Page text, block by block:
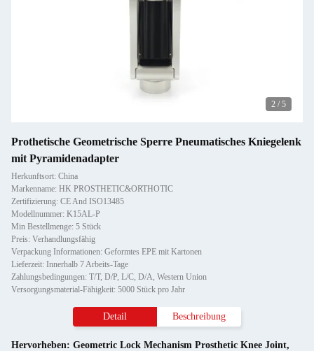
2 / 5
Prothetische Geometrische Sperre Pneumatisches Kniegelenk
mit Pyramidenadapter
Herkunftsort: China
Markenname: HK PROSTHETIC&ORTHOTIC
Zertifizierung: CE And ISO13485
Modellnummer: K15AL-P
Min Bestellmenge: 5 Stück
Preis: Verhandlungsfähig
Verpackung Informationen: Geformtes EPE mit Kartonen
Lieferzeit: Innerhalb 7 Arbeits-Tage
Zahlungsbedingungen: T/T, D/P, L/C, D/A, Western Union
Versorgungsmaterial-Fähigkeit: 5000 Stück pro Jahr
Detail Beschreibung
Hervorheben: Geometric Lock Mechanism Prosthetic Knee Joint,